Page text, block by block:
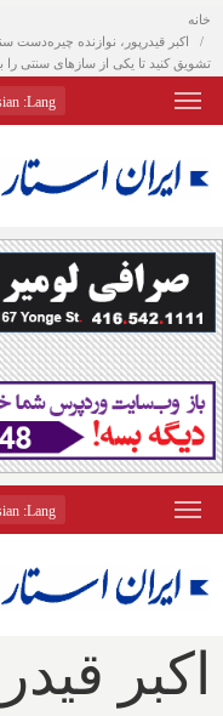
خانه
اکبر قیدر‌پور، نوازنده چیره‌دست
تشویق کنید تا یکی از سازهای سنتی را
Lang
: Persian
Lang
: Persian
اکبر